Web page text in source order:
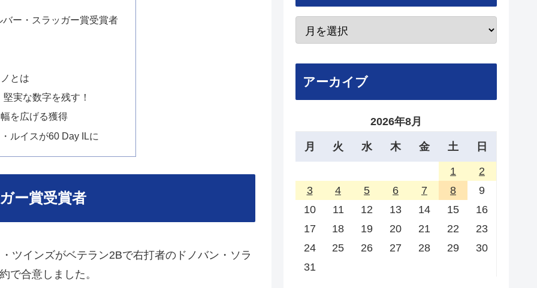
ー・スラッガー賞受賞者
とは
実な数字を残す！
を広げる獲得
ルイスが60 Day ILに
ー賞受賞者
インズがベテラン2Bで右打者のドノバン・ソラ
で合意しました。
アーカイブ
2026年8月
月 火 水 木 金 土 日
1
2
3
4 5 6 7 8
9
10
11 12 13 14 15
16
17
18 19 20 21 22
23
24
25 26 27 28 29
30
31